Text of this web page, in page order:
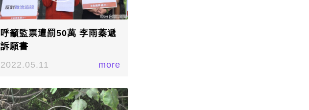
呼籲監票遭罰50萬 李雨蓁遞
訴願書
2022.05.11
more